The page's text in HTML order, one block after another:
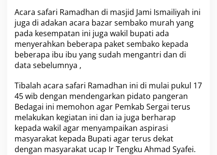
B
e
r
i
n
g
e
d
a
g
a
i
Acara safari Ramadhan di masjid Jami Ismailiyah ini
juga di adakan acara bazar sembako murah yang
pada kesempatan ini juga wakil bupati ada
menyerahkan beberapa paket sembako kepada
beberapa ibu ibu yang sudah mengantri dan di
data sebelumnya ,
Tibalah acara safari Ramadhan ini di mulai pukul 17
45 wib dengan mendengarkan pidato pangeran
Bedagai ini memohon agar Pemkab Sergai terus
melakukan kegiatan ini dan ia juga berharap
kepada wakil agar menyampaikan aspirasi
masyarakat kepada Bupati agar terus dekat
dengan masyarakat ucap Ir Tengku Ahmad Syafei.